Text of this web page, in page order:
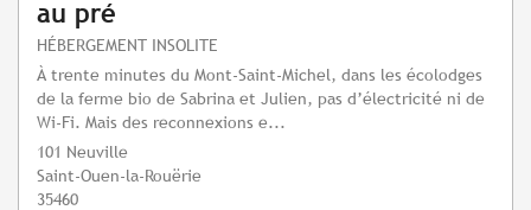
au pré
HÉBERGEMENT INSOLITE
À trente minutes du Mont-Saint-Michel, dans les écolodges
de la ferme bio de Sabrina et Julien, pas d’électricité ni de
Wi-Fi. Mais des reconnexions e...
101 Neuville
Saint-Ouen-la-Rouërie
35460